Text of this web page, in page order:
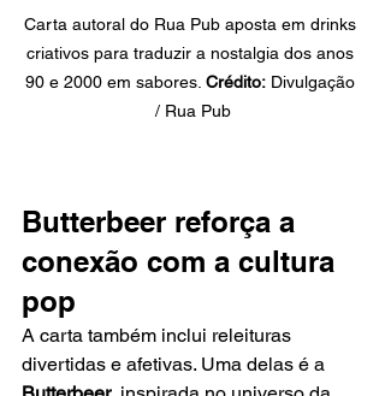
Carta autoral do Rua Pub aposta em drinks
criativos para traduzir a nostalgia dos anos
90 e 2000 em sabores. Crédito: Divulgação
/ Rua Pub
Butterbeer reforça a
conexão com a cultura
pop
A carta também inclui releituras
divertidas e afetivas. Uma delas é a